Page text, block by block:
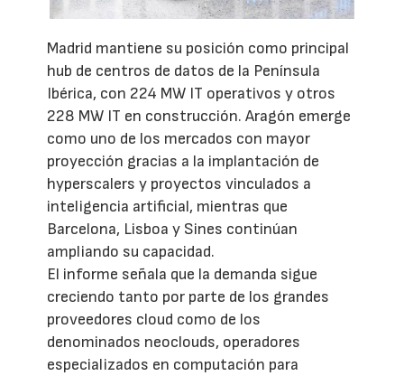
Madrid mantiene su posición como principal
hub de centros de datos de la Península
Ibérica, con 224 MW IT operativos y otros
228 MW IT en construcción. Aragón emerge
como uno de los mercados con mayor
proyección gracias a la implantación de
hyperscalers y proyectos vinculados a
inteligencia artificial, mientras que
Barcelona, Lisboa y Sines continúan
ampliando su capacidad.
El informe señala que la demanda sigue
creciendo tanto por parte de los grandes
proveedores cloud como de los
denominados neoclouds, operadores
especializados en computación para